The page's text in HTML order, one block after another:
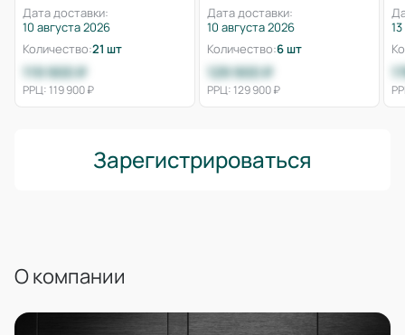
Дата доставки:
10 августа 2026
Количество:21 шт
119 900 ₽
РРЦ: 119 900 ₽
Дата доставки:
10 августа 2026
Количество:6 шт
129 900 ₽
РРЦ: 129 900 ₽
Зарегистрироваться
О компании